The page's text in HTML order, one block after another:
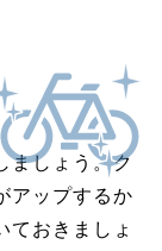
ましょう。ク
アップするか
ておきましょ